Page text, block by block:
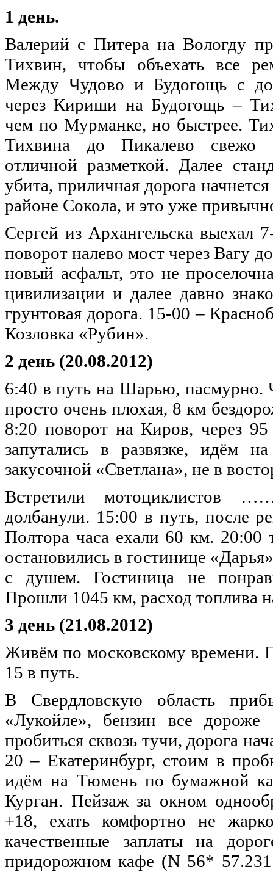
1 день.
Валерий с Питера на Вологду
Тихвин, чтобы объехать все
Между Чудово и Будогощь с
через Кириши на Будогощь –
чем по Мурманке, но быстрее.
Тихвина до Пикалево свежо
отличной разметкой. Далее
убита, приличная дорога
районе Сокола, и это уже
Сергей из Архангельска выехал
поворот налево мост через Вагу
новый асфальт, это не
цивилизации и далее давно
грунтовая дорога. 15-00 –
Козловка «Рубин».
2 день (20.08.2012)
6:40 в путь на Шарью, пасмурно.
просто очень плохая, 8 км
8:20 поворот на Киров, через
запутались в развязке, идём
закусочной «Светлана», не в
Встретили мотоциклистов
долбанули. 15:00 в путь, после
Полтора часа ехали 60 км.
остановились в гостинице
с душем. Гостиница не
Прошли 1045 км, расход топлива
3 день (21.08.2012)
Живём по московскому времени.
15 в путь.
В Свердловскую область
«Лукойле», бензин все
пробиться сквозь тучи, дорога
20 – Екатеринбург, стоим в
идём на Тюмень по бумажной
Курган. Пейзаж за окном
+18, ехать комфортно не
качественные заплаты на
придорожном кафе (N 56*